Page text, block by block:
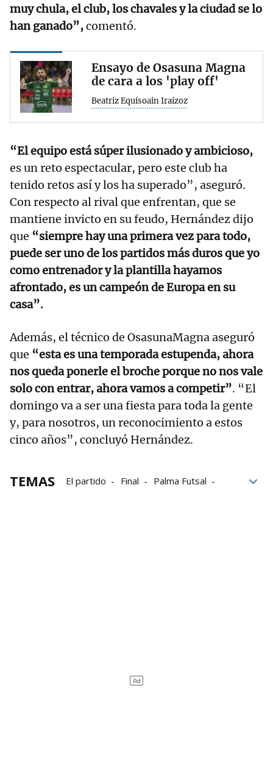
muy chula, el club, los chavales y la ciudad se lo
han ganado”,comentó.
Ensayo de Osasuna Magna
de cara a los 'play off'
Beatriz Equísoain Iraizoz
“El equipo está súper ilusionado y ambicioso,
es un reto espectacular, pero este club ha
tenido retos así y los ha superado”, aseguró.
Con respecto al rival que enfrentan, que se
mantiene invicto en su feudo, Hernández dijo
que “siempre hay una primera vez para todo,
puede ser uno de los partidos más duros que yo
como entrenador y la plantilla hayamos
afrontado, es un campeón de Europa en su
casa”.
Además, el técnico de OsasunaMagna aseguró
que “esta es una temporada estupenda, ahora
nos queda ponerle el broche porque no nos vale
solo con entrar, ahora vamos a competir”. “El
domingo va a ser una fiesta para toda la gente
y, para nosotros, un reconocimiento a estos
cinco años”, concluyó Hernández.
TEMAS El partido Final
Palma Futsal